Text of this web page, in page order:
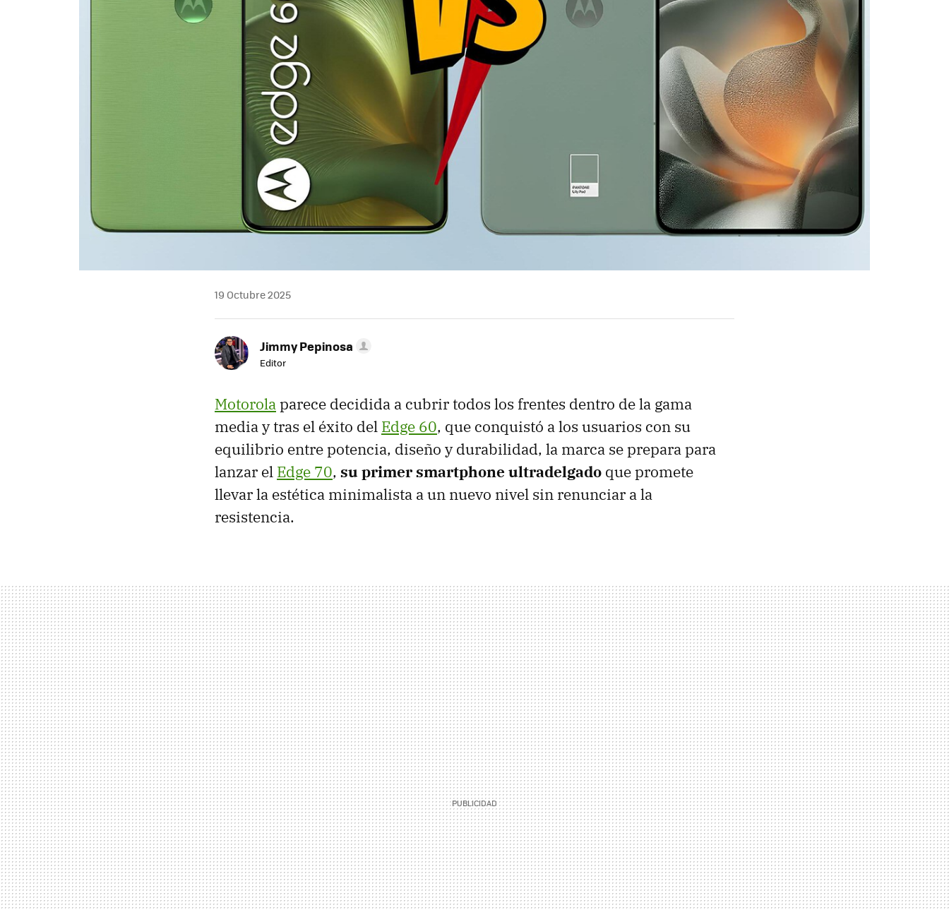
19 Octubre 2025
Jimmy Pepinosa
Editor
Motorolaparece decidida a cubrir todos los frentes dentro de la gama
media y tras el éxito del Edge 60, que conquistó a los usuarios con su
equilibrio entre potencia, diseño y durabilidad, la marca se prepara para
lanzar el Edge 70, su primer smartphone ultradelgado que promete
llevar la estética minimalista a un nuevo nivel sin renunciar a la
resistencia.